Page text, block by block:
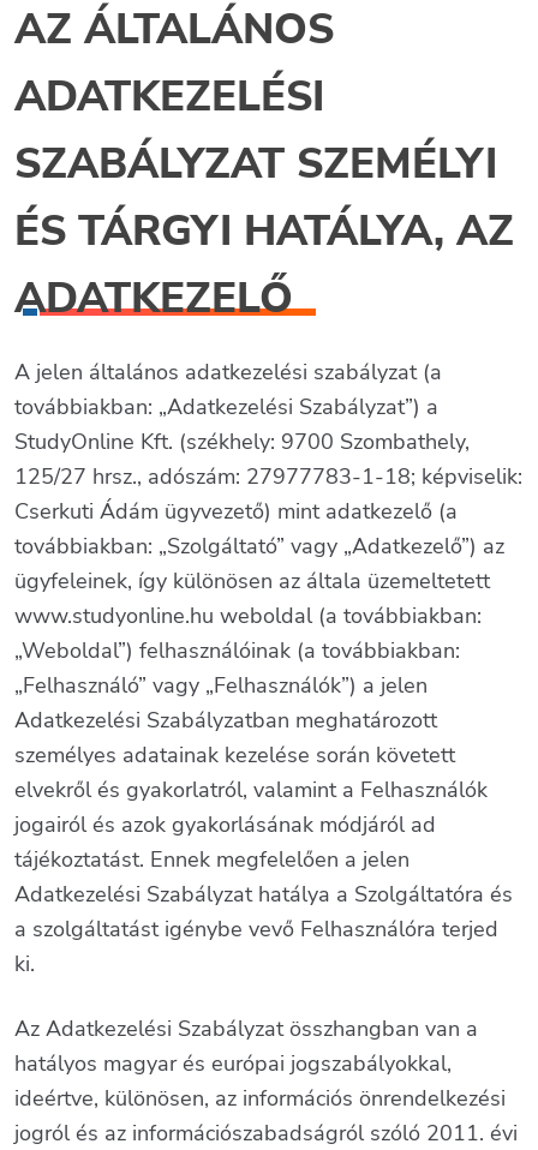
AZ ÁLTALÁNOS
ADATKEZELÉSI
SZABÁLYZAT SZEMÉLYI
ÉS TÁRGYI HATÁLYA, AZ
ADATKEZELŐ
A jelen általános adatkezelési szabályzat (a
továbbiakban: „Adatkezelési Szabályzat”) a
StudyOnline Kft. (székhely: 9700 Szombathely,
125/27 hrsz., adószám: 27977783-1-18; képviselik:
Cserkuti Ádám ügyvezető) mint adatkezelő (a
továbbiakban: „Szolgáltató” vagy „Adatkezelő”) az
ügyfeleinek, így különösen az általa üzemeltetett
www.studyonline.hu weboldal (a továbbiakban:
„Weboldal”) felhasználóinak (a továbbiakban:
„Felhasználó” vagy „Felhasználók”) a jelen
Adatkezelési Szabályzatban meghatározott
személyes adatainak kezelése során követett
elvekről és gyakorlatról, valamint a Felhasználók
jogairól és azok gyakorlásának módjáról ad
tájékoztatást. Ennek megfelelően a jelen
Adatkezelési Szabályzat hatálya a Szolgáltatóra és
a szolgáltatást igénybe vevő Felhasználóra terjed
ki.
Az Adatkezelési Szabályzat összhangban van a
hatályos magyar és európai jogszabályokkal,
ideértve, különösen, az információs önrendelkezési
jogról és az információszabadságról szóló 2011. évi